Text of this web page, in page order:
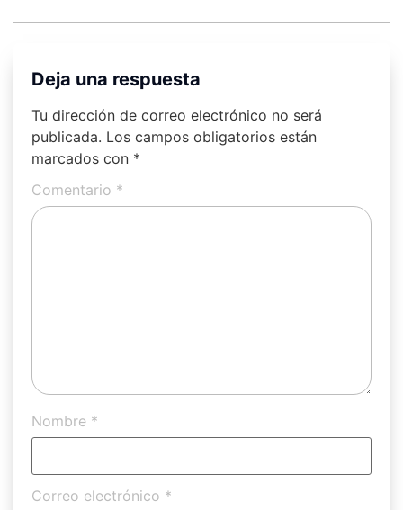
Deja una respuesta
Tu dirección de correo electrónico no será
publicada. Los campos obligatorios están
marcados con *
Comentario *
Nombre *
Correo electrónico *